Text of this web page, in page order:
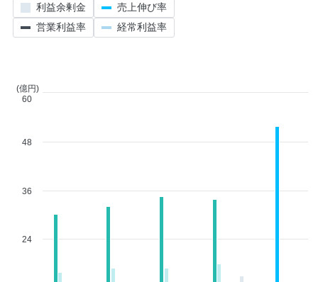
24
36
48
(億円)
60
利益余剰金
売上伸び率
営業利益率
経常利益率